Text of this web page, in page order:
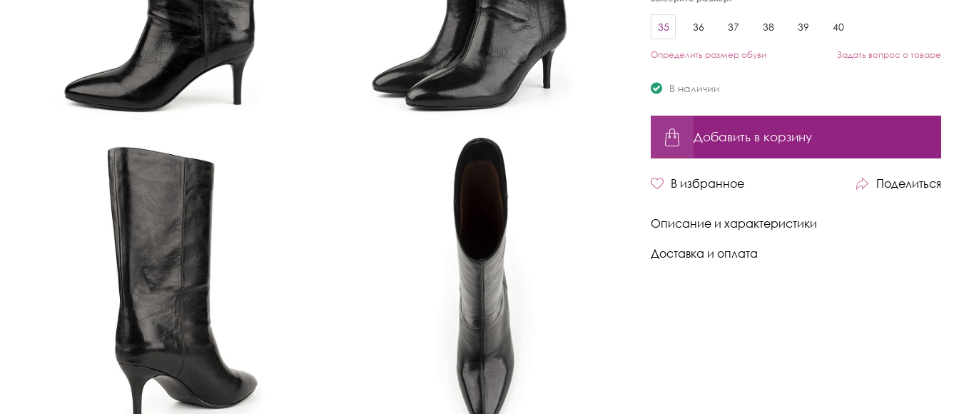
Полуботинки
Ботильоны
Челси
Кроссовки
Мюли
Полусапоги
35 36 37 38 39 40
Определить размер обуви Задать вопрос о товаре
В наличии
Добавить в корзину
В избранное Поделиться
Описание и характеристики
Доставка и оплата